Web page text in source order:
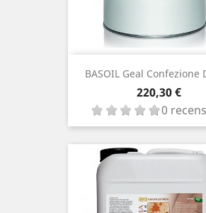
BASOIL Geal Confezione
Prezzo
220,30 €
0